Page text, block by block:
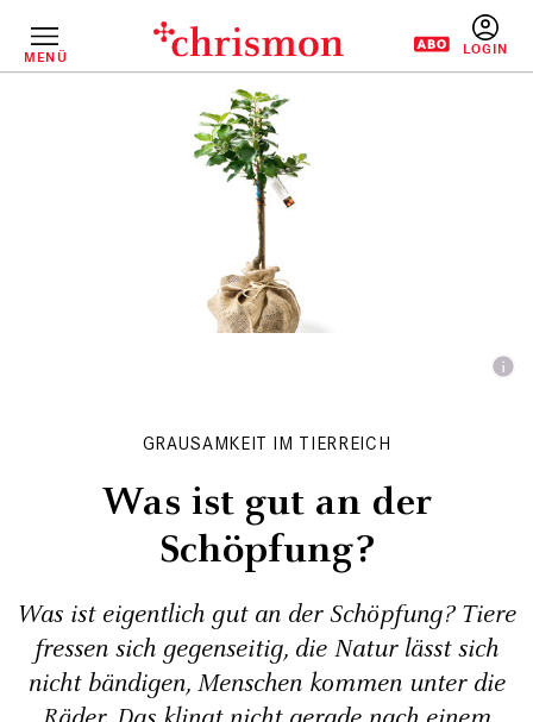
InhaltMENÜ
GRAUSAMKEIT IM TIERREICH
Was ist gut an der
Schöpfung?
Was ist eigentlich gut an der Schöpfung? Tiere
fressen sich ­gegenseitig, die Natur lässt sich
nicht bändigen, Menschen kommen unter die